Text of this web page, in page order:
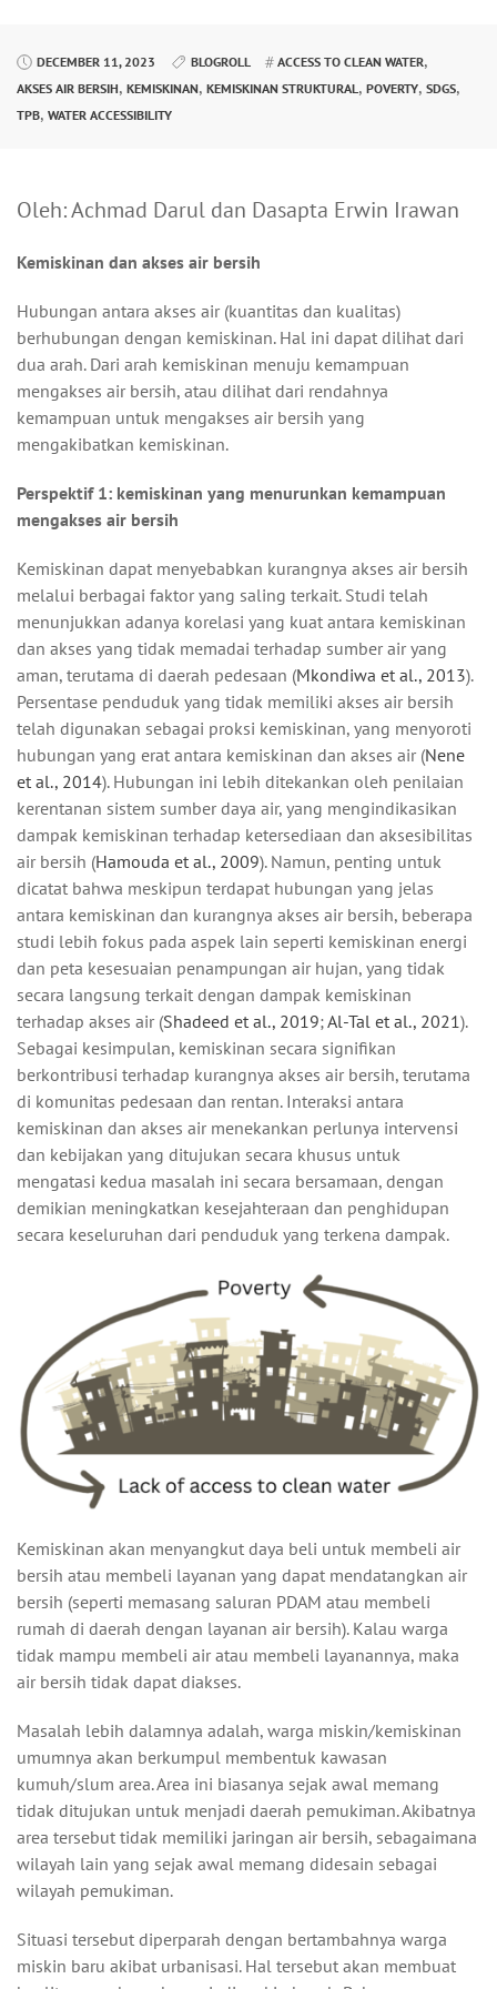
DECEMBER 11, 2023 BLOGROLL ACCESS TO CLEAN WATER,
AKSES AIR BERSIH, KEMISKINAN, KEMISKINAN STRUKTURAL, POVERTY, SDGS,
TPB, WATER ACCESSIBILITY
Oleh: Achmad Darul dan Dasapta Erwin Irawan
Kemiskinan dan akses air bersih
Hubungan antara akses air (kuantitas dan kualitas)
berhubungan dengan kemiskinan. Hal ini dapat dilihat dari
dua arah. Dari arah kemiskinan menuju kemampuan
mengakses air bersih, atau dilihat dari rendahnya
kemampuan untuk mengakses air bersih yang
mengakibatkan kemiskinan.
Perspektif 1: kemiskinan yang menurunkan kemampuan
mengakses air bersih
Kemiskinan dapat menyebabkan kurangnya akses air bersih
melalui berbagai faktor yang saling terkait. Studi telah
menunjukkan adanya korelasi yang kuat antara kemiskinan
dan akses yang tidak memadai terhadap sumber air yang
aman, terutama di daerah pedesaan (Mkondiwa et al., 2013).
Persentase penduduk yang tidak memiliki akses air bersih
telah digunakan sebagai proksi kemiskinan, yang menyoroti
hubungan yang erat antara kemiskinan dan akses air (Nene
et al., 2014). Hubungan ini lebih ditekankan oleh penilaian
kerentanan sistem sumber daya air, yang mengindikasikan
dampak kemiskinan terhadap ketersediaan dan aksesibilitas
air bersih (Hamouda et al., 2009). Namun, penting untuk
dicatat bahwa meskipun terdapat hubungan yang jelas
antara kemiskinan dan kurangnya akses air bersih, beberapa
studi lebih fokus pada aspek lain seperti kemiskinan energi
dan peta kesesuaian penampungan air hujan, yang tidak
secara langsung terkait dengan dampak kemiskinan
terhadap akses air (Shadeed et al., 2019;Al-Tal et al., 2021).
Sebagai kesimpulan, kemiskinan secara signifikan
berkontribusi terhadap kurangnya akses air bersih, terutama
di komunitas pedesaan dan rentan. Interaksi antara
kemiskinan dan akses air menekankan perlunya intervensi
dan kebijakan yang ditujukan secara khusus untuk
mengatasi kedua masalah ini secara bersamaan, dengan
demikian meningkatkan kesejahteraan dan penghidupan
secara keseluruhan dari penduduk yang terkena dampak.
Kemiskinan akan menyangkut daya beli untuk membeli air
bersih atau membeli layanan yang dapat mendatangkan air
bersih (seperti memasang saluran PDAM atau membeli
rumah di daerah dengan layanan air bersih). Kalau warga
tidak mampu membeli air atau membeli layanannya, maka
air bersih tidak dapat diakses.
Masalah lebih dalamnya adalah, warga miskin/kemiskinan
umumnya akan berkumpul membentuk kawasan
kumuh/slum area. Area ini biasanya sejak awal memang
tidak ditujukan untuk menjadi daerah pemukiman. Akibatnya
area tersebut tidak memiliki jaringan air bersih, sebagaimana
wilayah lain yang sejak awal memang didesain sebagai
wilayah pemukiman.
Situasi tersebut diperparah dengan bertambahnya warga
miskin baru akibat urbanisasi. Hal tersebut akan membuat